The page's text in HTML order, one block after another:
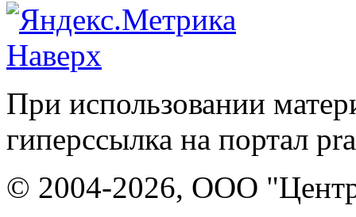
Наверх
При использовании
гиперссылка на портал
© 2004-2026, ООО "Центр